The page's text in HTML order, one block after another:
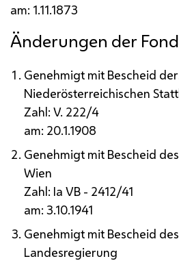
am: 1.11.1873
Änderungen der
Genehmigt mit Bescheid
Niederösterreichischen
Zahl: V. 222/4
am: 20.1.1908
Genehmigt mit Bescheid
Wien
Zahl: Ia VB - 2412/41
am: 3.10.1941
Genehmigt mit Bescheid
Landesregierung